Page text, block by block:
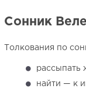
Сонник
Толкования по
рассыпать
найти — к